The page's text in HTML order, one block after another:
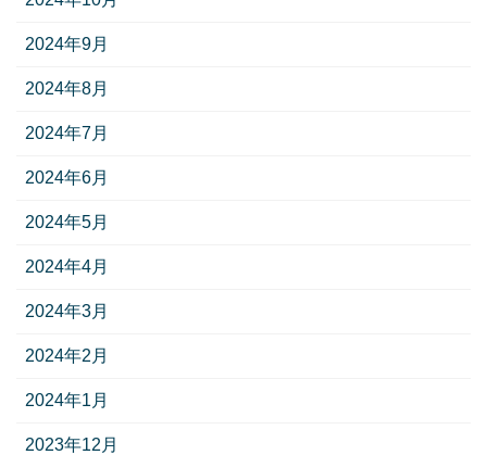
2024年9月
2024年8月
2024年7月
2024年6月
2024年5月
2024年4月
2024年3月
2024年2月
2024年1月
2023年12月